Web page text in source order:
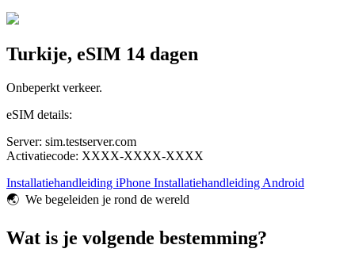
Turkije, eSIM 14 dagen
Onbeperkt verkeer.
eSIM details:
Server: sim.testserver.com
Activatiecode: XXXX-XXXX-XXXX
Installatiehandleiding iPhone Installatiehandleiding Android
🌏️ We begeleiden je rond de wereld
Wat is je volgende bestemming?